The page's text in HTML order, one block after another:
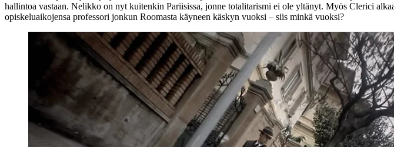
hallintoa vastaan. Nelikko on nyt kuitenkin Pariisissa, jonne totalitarismi ei ole yltänyt. Myös Clerici
opiskeluaikojensa professori jonkun Roomasta käyneen käskyn vuoksi – siis minkä vuoksi?